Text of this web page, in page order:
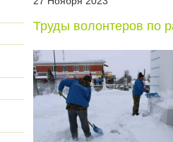
Труды волонтеров по